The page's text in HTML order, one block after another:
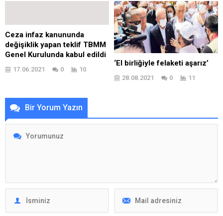
Ceza infaz kanununda
değişiklik yapan teklif TBMM
Genel Kurulunda kabul edildi
17.06.2021 0 10
‘El birliğiyle felaketi aşarız’
28.08.2021 0 11
Bir Yorum Yazın